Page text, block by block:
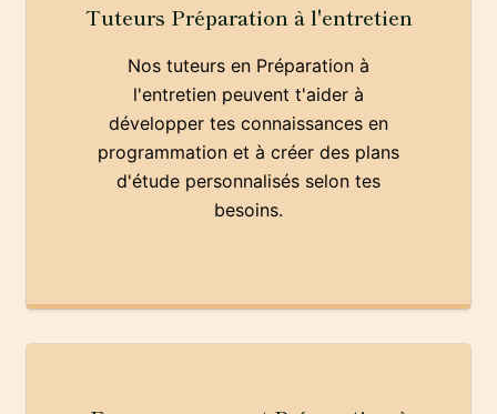
Tuteurs Préparation à l'entretien
Nos tuteurs en Préparation à
l'entretien peuvent t'aider à
développer tes connaissances en
programmation et à créer des plans
d'étude personnalisés selon tes
besoins.